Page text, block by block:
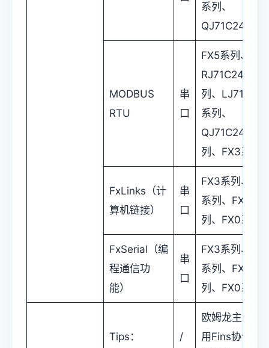
系列、
QJ71C24系列
MODBUS
RTU
串
口
FX5系列、
RJ71C24系
列、LJ71C24
系列、
QJ71C24系
列、FX3系列
FxLinks（计
算机链接）
串
口
FX3系列、FX2
系列、FX1系
列、FX0系列
FxSerial（编
程通信功
能）
串
口
FX3系列、FX2
系列、FX1系
列、FX0系列
Tips： /
欧姆龙主要采
用Fins协议进